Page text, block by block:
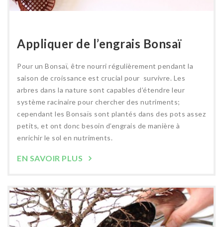
Appliquer de l’engrais Bonsaï
Pour un Bonsaï, être nourri régulièrement pendant la
saison de croissance est crucial pour survivre. Les
arbres dans la nature sont capables d’étendre leur
système racinaire pour chercher des nutriments;
cependant les Bonsaïs sont plantés dans des pots assez
petits, et ont donc besoin d’engrais de manière à
enrichir le sol en nutriments.
EN SAVOIR PLUS